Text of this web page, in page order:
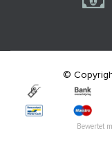
©
Bewertet